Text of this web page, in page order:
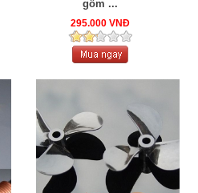
gồm ...
295.000 VNĐ